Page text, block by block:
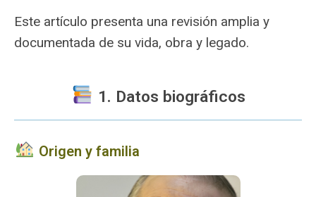
Este artículo presenta una revisión amplia y
documentada de su vida, obra y legado.
1. Datos biográficos
Origen y familia